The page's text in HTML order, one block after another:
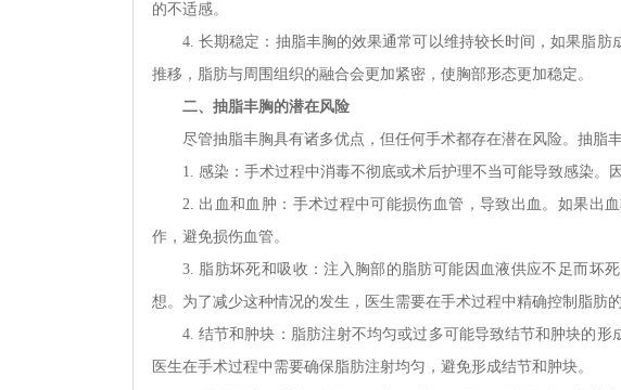
的不适感。
4. 长期稳定：抽脂丰胸的效果通常可以维持较长时间，如果脂
推移，脂肪与周围组织的融合会更加紧密，使胸部形态更加稳定。
二、抽脂丰胸的潜在风险
尽管抽脂丰胸具有诸多优点，但任何手术都存在潜在风险。抽脂
1. 感染：手术过程中消毒不彻底或术后护理不当可能导致感染。
2. 出血和血肿：手术过程中可能损伤血管，导致出血。如果出
作，避免损伤血管。
3. 脂肪坏死和吸收：注入胸部的脂肪可能因血液供应不足而坏
想。为了减少这种情况的发生，医生需要在手术过程中精确控制脂肪
4. 结节和肿块：脂肪注射不均匀或过多可能导致结节和肿块的形
医生在手术过程中需要确保脂肪注射均匀，避免形成结节和肿块。